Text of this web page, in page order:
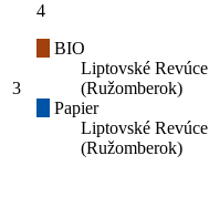
3
4
BIO
Liptovské Revúce
(Ružomberok)
Papier
Liptovské Revúce
(Ružomberok)